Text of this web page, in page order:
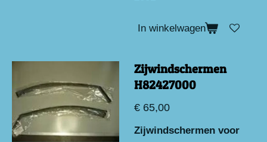
In winkelwagen
Zijwindschermen
H82427000
€ 65,00
Zijwindschermen voor